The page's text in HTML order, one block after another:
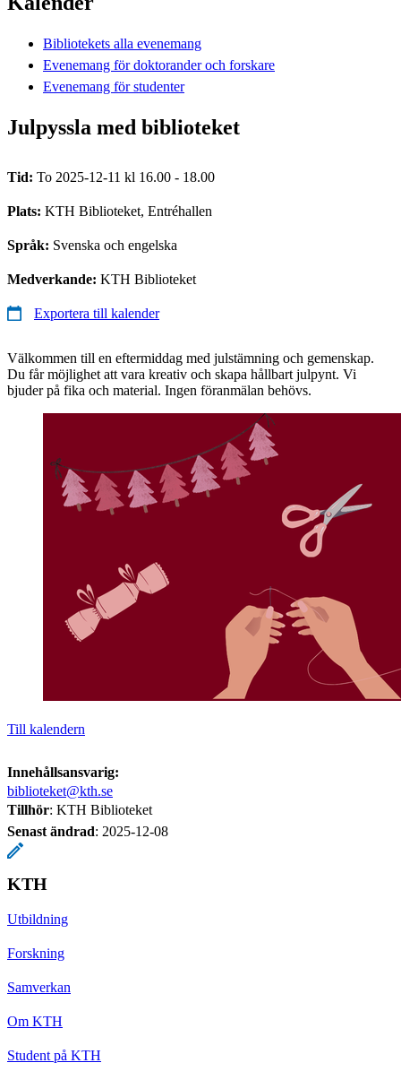
Bibliotekets alla evenemang
Evenemang för doktorander och forskare
Evenemang för studenter
Julpyssla med biblioteket
Tid: To 2025-12-11 kl 16.00 - 18.00
Plats: KTH Biblioteket, Entréhallen
Språk: Svenska och engelska
Medverkande: KTH Biblioteket
Exportera till kalender
Välkommen till en eftermiddag med julstämning och gemenskap.
Du får möjlighet att vara kreativ och skapa hållbart julpynt. Vi
bjuder på fika och material. Ingen föranmälan behövs.
Till kalendern
Innehållsansvarig:
biblioteket@kth.se
Tillhör: KTH Biblioteket
Senast ändrad: 2025-12-08
KTH
Utbildning
Forskning
Samverkan
Om KTH
Student på KTH